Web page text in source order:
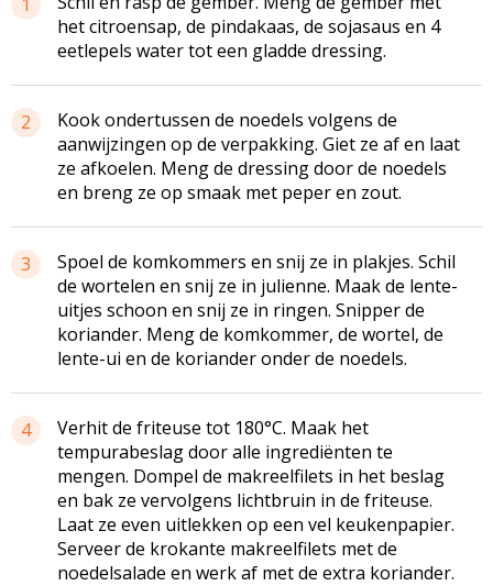
het citroensap, de pindakaas, de sojasaus en 4
eetlepels water tot een gladde dressing.
2
Kook ondertussen de noedels volgens de
aanwijzingen op de verpakking. Giet ze af en laat
ze afkoelen. Meng de dressing door de noedels
en breng ze op smaak met peper en zout.
3
Spoel de komkommers en snij ze in plakjes. Schil
de wortelen en snij ze in julienne. Maak de lente-
uitjes schoon en snij ze in ringen. Snipper de
koriander. Meng de komkommer, de wortel, de
lente-ui en de koriander onder de noedels.
4
Verhit de friteuse tot 180°C. Maak het
tempurabeslag door alle ingrediënten te
mengen. Dompel de makreelfilets in het beslag
en bak ze vervolgens lichtbruin in de friteuse.
Laat ze even uitlekken op een vel keukenpapier.
Serveer de krokante makreelfilets met de
noedelsalade en werk af met de extra koriander.